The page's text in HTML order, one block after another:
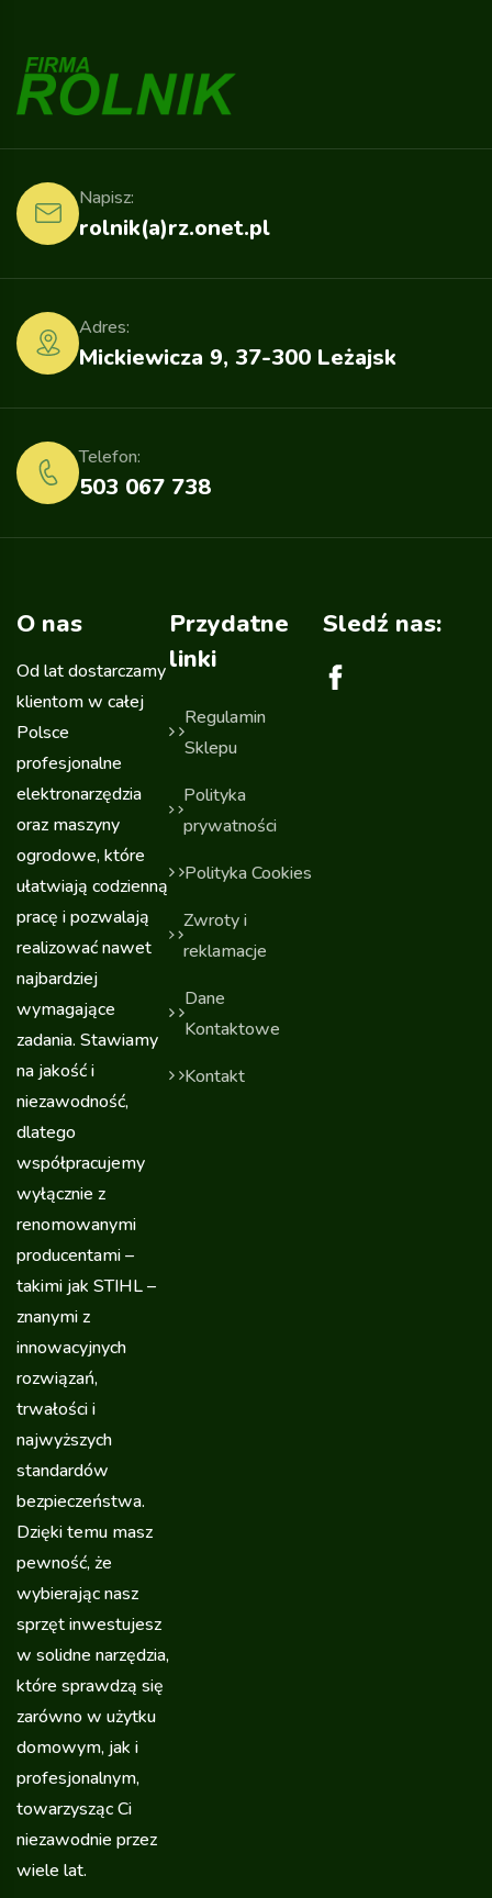
rolnik(a)rz.onet.pl
Napisz:
Mickiewicza 9, 37-300 Leżajsk
Adres:
503 067 738
Telefon:
O nas
Od lat dostarczamy
klientom w całej
Polsce
profesjonalne
elektronarzędzia
oraz maszyny
ogrodowe, które
ułatwiają codzienną
pracę i pozwalają
realizować nawet
najbardziej
wymagające
zadania. Stawiamy
na jakość i
niezawodność,
dlatego
współpracujemy
wyłącznie z
renomowanymi
producentami –
takimi jak STIHL –
znanymi z
innowacyjnych
rozwiązań,
trwałości i
najwyższych
standardów
bezpieczeństwa.
Dzięki temu masz
pewność, że
wybierając nasz
sprzęt inwestujesz
w solidne narzędzia,
które sprawdzą się
zarówno w użytku
domowym, jak i
profesjonalnym,
towarzysząc Ci
niezawodnie przez
wiele lat.
Przydatne
linki
Regulamin
Sklepu
Polityka
prywatności
Polityka Cookies
Zwroty i
reklamacje
Dane
Kontaktowe
Kontakt
Sledź nas: